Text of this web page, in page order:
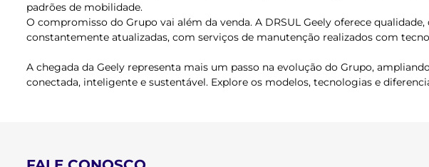
padrões de mobilidade.
O compromisso do Grupo vai além da venda. A DRSUL Geely oferece
constantemente atualizadas, com serviços de manutenção realizados com
A chegada da Geely representa mais um passo na evolução do Grupo,
conectada, inteligente e sustentável. Explore os modelos, tecnologias e